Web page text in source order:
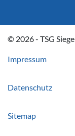
© 2026 - TSG
Impressum
Datenschutz
Sitemap